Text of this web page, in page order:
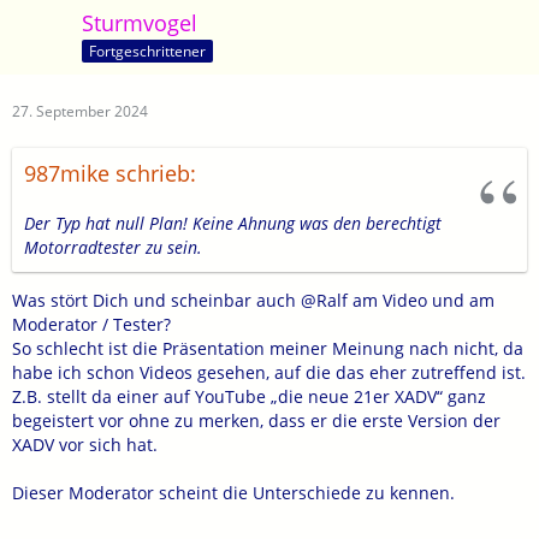
Dazu fällt mir folgendes ein:
Sturmvogel
Fortgeschrittener
27. September 2024
987mike schrieb:
Der Typ hat null Plan! Keine Ahnung was den berechtigt
Motorradtester zu sein.
Was stört Dich und scheinbar auch @Ralf am Video und am
Moderator / Tester?
So schlecht ist die Präsentation meiner Meinung nach nicht, da
habe ich schon Videos gesehen, auf die das eher zutreffend ist.
Z.B. stellt da einer auf YouTube „die neue 21er XADV“ ganz
begeistert vor ohne zu merken, dass er die erste Version der
XADV vor sich hat.
Dieser Moderator scheint die Unterschiede zu kennen.